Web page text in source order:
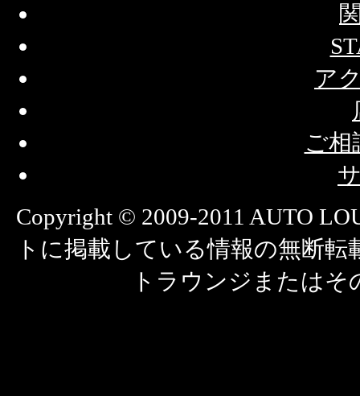
ア
ご相
Copyright © 2009-2011 AUTO
トに掲載している情報の無断
トラウンジまたは